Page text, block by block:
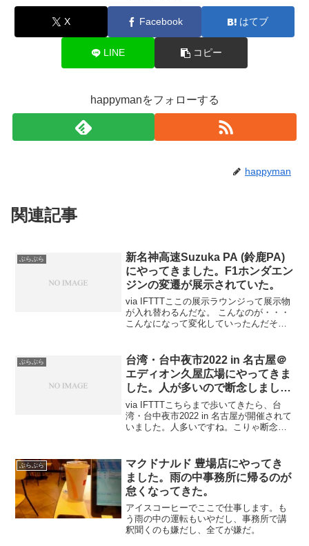
X Facebook はてブ
LINE コピー
happymanをフォローする
happyman
関連記事
ぶらぶら
新名神高速Suzuka PA (鈴鹿PA)
にやってきました。F1ホンダエン
ジンの変遷が展示されていた。
via IFTTTここの展示ラウンジって展示物
が入れ替わるんだな。 こんなのが・・・
こんなになって変化していったんだそう
なってるって感じ。ここの展示物の入替
のペースって...
ぶらぶら
台湾・台中夜市2022 in 名古屋＠
エディオン久屋広場にやってきま
した。人が多いので断念しまし
た。。
via IFTTTこちらまで歩いてきたら、台
湾・台中夜市2022 in 名古屋が開催されて
いました。人多いですね。こりゃ断念し
2022年11月6日までだそうです。もう一
回...
ぶらぶら
マクドナルド 豊場店にやってき
ました。雨の中事務所に帰るのが
怠くなってきた。
アイスコーヒーでここで仕事します。も
う雨の中の運転もいやだし、事務所で講
釈聞くのも嫌だし、全てが嫌だ。